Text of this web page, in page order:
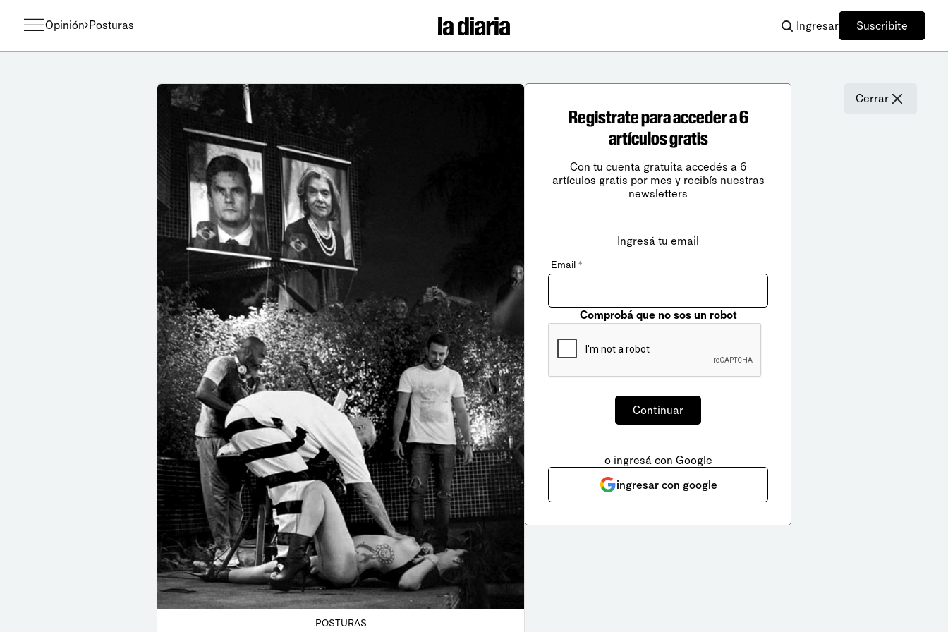
Opinión Posturas Ingresar Suscribite
POSTURAS
Cerrar
Registrate para acceder a 6
artículos gratis
Con tu cuenta gratuita accedés a 6
artículos gratis por mes y recibís nuestras
newsletters
Ingresá tu email
Email *
Comprobá que no sos un robot
o ingresá con Google
ingresar con google